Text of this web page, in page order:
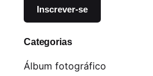
Categorias
Álbum fotográfico